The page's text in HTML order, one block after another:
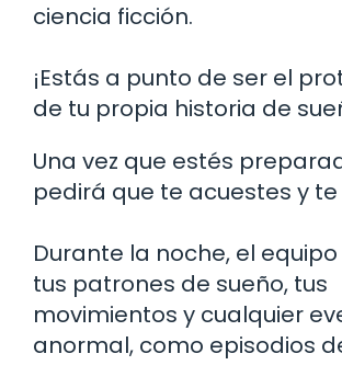
ciencia ficción.
¡Estás a punto de ser el
de tu propia historia de
Una vez que estés
pedirá que te acuestes y te
Durante la noche, el
tus patrones de sueño, tus
movimientos y cualquier
anormal, como episodios